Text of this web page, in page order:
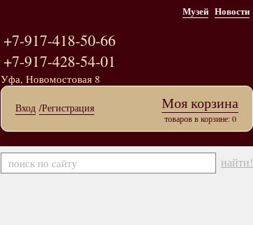
Музей Новости
+7-917-418-50-66
+7-917-428-54-01
Уфа, Новомостовая 8
Вход /Регистрация Моя корзина
товаров в корзине: 0
найти!